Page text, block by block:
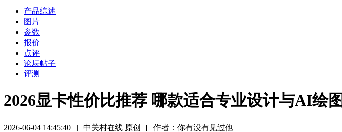
产品综述
图片
参数
报价
点评
论坛帖子
评测
2026显卡性价比推荐 哪款适合专业设计与AI绘图
2026-06-04 14:45:40 [ 中关村在线 原创 ] 作者：你有没有见过他